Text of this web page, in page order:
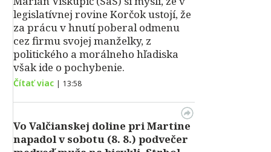
legislatívnej rovine Korčok ustojí, že
za prácu v hnutí poberal odmenu
cez firmu svojej manželky, z
politického a morálneho hľadiska
však ide o pochybenie.
Čítať viac | 13:58
Vo Valčianskej doline pri Martine
napadol v sobotu (8. 8.) podvečer